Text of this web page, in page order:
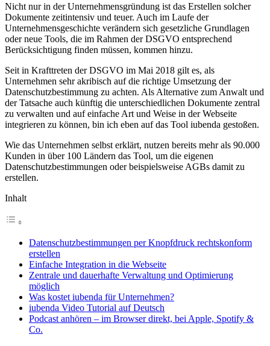
Nicht nur in der Unternehmensgründung ist das Erstellen solcher
Dokumente zeitintensiv und teuer. Auch im Laufe der
Unternehmensgeschichte verändern sich gesetzliche Grundlagen
oder neue Tools, die im Rahmen der DSGVO entsprechend
Berücksichtigung finden müssen, kommen hinzu.
Seit in Krafttreten der DSGVO im Mai 2018 gilt es, als
Unternehmen sehr akribisch auf die richtige Umsetzung der
Datenschutzbestimmung zu achten. Als Alternative zum Anwalt und
der Tatsache auch künftig die unterschiedlichen Dokumente zentral
zu verwalten und auf einfache Art und Weise in der Webseite
integrieren zu können, bin ich eben auf das Tool iubenda gestoßen.
Wie das Unternehmen selbst erklärt, nutzen bereits mehr als 90.000
Kunden in über 100 Ländern das Tool, um die eigenen
Datenschutzbestimmungen oder beispielsweise AGBs damit zu
erstellen.
Inhalt
Datenschutzbestimmungen per Knopfdruck rechtskonform
erstellen
Einfache Integration in die Webseite
Zentrale und dauerhafte Verwaltung und Optimierung
möglich
Was kostet iubenda für Unternehmen?
iubenda Video Tutorial auf Deutsch
Podcast anhören – im Browser direkt, bei Apple, Spotify &
Co.